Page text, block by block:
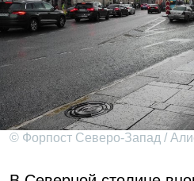
© Форпост Северо-Запад /